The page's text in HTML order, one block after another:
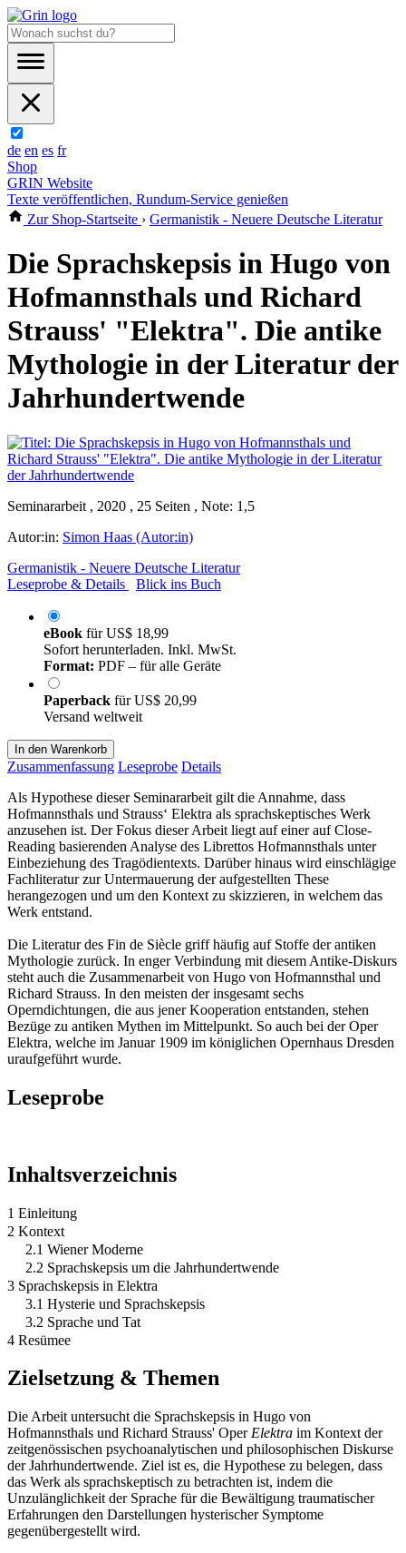
de en es fr
Shop
GRIN Website
Texte veröffentlichen, Rundum-Service genießen
Zur Shop-Startseite › Germanistik - Neuere Deutsche Literatur
Die Sprachskepsis in Hugo von
Hofmannsthals und Richard
Strauss' "Elektra". Die antike
Mythologie in der Literatur der
Jahrhundertwende
Seminararbeit , 2020 , 25 Seiten , Note: 1,5
Autor:in: Simon Haas (Autor:in)
Germanistik - Neuere Deutsche Literatur
Leseprobe & Details
Blick ins Buch
eBook fürUS$ 18,99
Sofort herunterladen. Inkl. MwSt.
Format: PDF – für alle Geräte
Paperback fürUS$ 20,99
Versand weltweit
In den Warenkorb
Zusammenfassung Leseprobe Details
Als Hypothese dieser Seminararbeit gilt die Annahme, dass
Hofmannsthals und Strauss‘ Elektra als sprachskeptisches Werk
anzusehen ist. Der Fokus dieser Arbeit liegt auf einer auf Close-
Reading basierenden Analyse des Librettos Hofmannsthals unter
Einbeziehung des Tragödientexts. Darüber hinaus wird einschlägige
Fachliteratur zur Untermauerung der aufgestellten These
herangezogen und um den Kontext zu skizzieren, in welchem das
Werk entstand.
Die Literatur des Fin de Siècle griff häufig auf Stoffe der antiken
Mythologie zurück. In enger Verbindung mit diesem Antike-Diskurs
steht auch die Zusammenarbeit von Hugo von Hofmannsthal und
Richard Strauss. In den meisten der insgesamt sechs
Operndichtungen, die aus jener Kooperation entstanden, stehen
Bezüge zu antiken Mythen im Mittelpunkt. So auch bei der Oper
Elektra, welche im Januar 1909 im königlichen Opernhaus Dresden
uraufgeführt wurde.
Leseprobe
Inhaltsverzeichnis
1 Einleitung
2 Kontext
2.1 Wiener Moderne
2.2 Sprachskepsis um die Jahrhundertwende
3 Sprachskepsis in Elektra
3.1 Hysterie und Sprachskepsis
3.2 Sprache und Tat
4 Resümee
Zielsetzung & Themen
Die Arbeit untersucht die Sprachskepsis in Hugo von
Hofmannsthals und Richard Strauss' Oper Elektra im Kontext der
zeitgenössischen psychoanalytischen und philosophischen Diskurse
der Jahrhundertwende. Ziel ist es, die Hypothese zu belegen, dass
das Werk als sprachskeptisch zu betrachten ist, indem die
Unzulänglichkeit der Sprache für die Bewältigung traumatischer
Erfahrungen den Darstellungen hysterischer Symptome
gegenübergestellt wird.